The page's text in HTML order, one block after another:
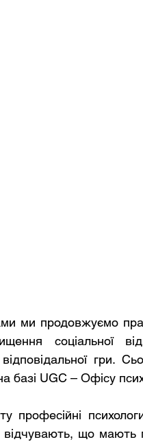
ми продовжуємо
соціальної
гри.
базі UGC – Офісу
професійні
відчувають, що